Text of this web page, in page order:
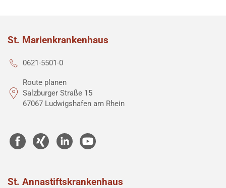
St. Marienkrankenhaus
0621-5501-0
Route planen
Salzburger Straße 15
67067 Ludwigshafen am Rhein
St. Annastiftskrankenhaus